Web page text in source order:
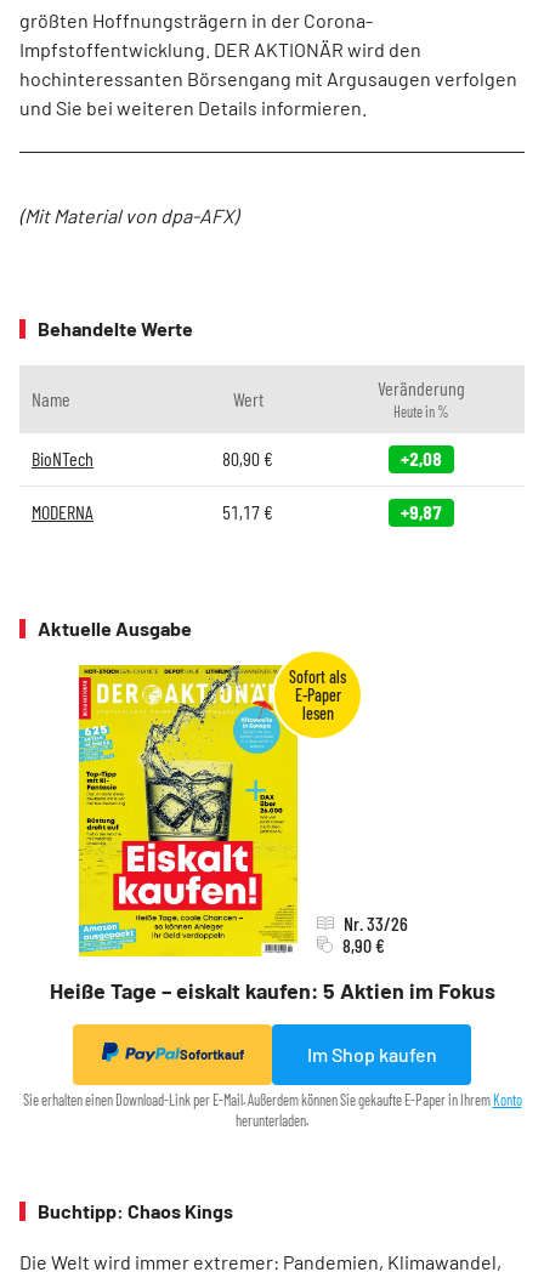
größten Hoffnungsträgern in der Corona-
Impfstoffentwicklung. DER AKTIONÄR wird den
hochinteressanten Börsengang mit Argusaugen verfolgen
und Sie bei weiteren Details informieren.
(Mit Material von dpa-AFX)
Behandelte Werte
Name Wert Veränderung
Heute in %
BioNTech 80,90 € +2,08
MODERNA 51,17 € +9,87
Aktuelle Ausgabe
Heiße Tage – eiskalt kaufen: 5 Aktien im Fokus
Nr. 33/26
8,90 €
Sofortkauf Im Shop kaufen
Sie erhalten einen Download-Link per E-Mail. Außerdem können Sie gekaufte E-Paper in Ihrem Konto
herunterladen.
Buchtipp: Chaos Kings
Die Welt wird immer extremer: Pandemien, Klimawandel,